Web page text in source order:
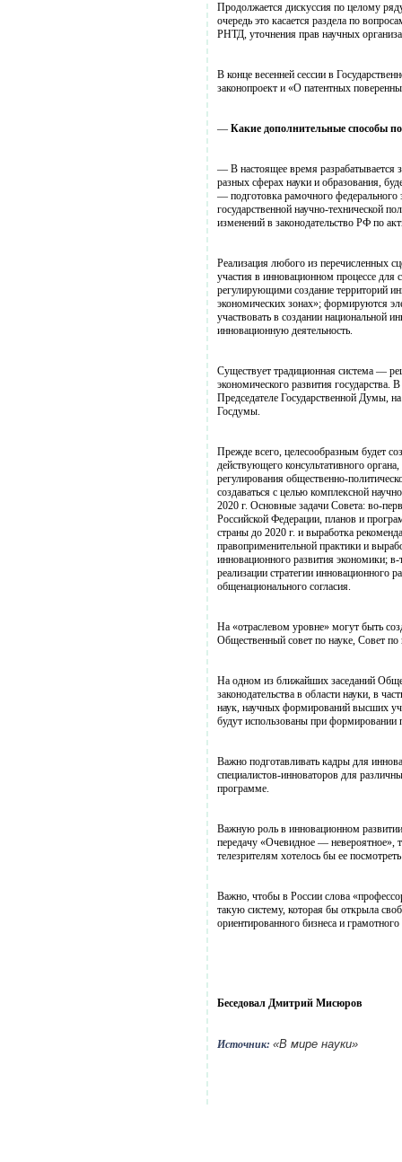
Продолжается дискуссия по целому
очередь это касается раздела по
РНТД, уточнения прав научных
В конце весенней сессии в
законопроект и «О патентных
— Какие дополнительные способы
— В настоящее время разрабатывается
разных сферах науки и образования,
— подготовка рамочного федерального
государственной научно-технической
изменений в законодательство РФ по
Реализация любого из перечисленных
участия в инновационном процессе для
регулирующими создание территорий
экономических зонах»; формируются
участвовать в создании национальной
инновационную деятельность.
Существует традиционная система —
экономического развития государства.
Председателе Государственной Думы,
Госдумы.
Прежде всего, целесообразным будет
действующего консультативного
регулирования общественно-
создаваться с целью комплексной
2020 г. Основные задачи Совета: во-
Российской Федерации, планов и
страны до 2020 г. и выработка
правоприменительной практики и
инновационного развития экономики;
реализации стратегии инновационного
общенационального согласия.
На «отраслевом уровне» могут быть
Общественный совет по науке, Совет
На одном из ближайших заседаний
законодательства в области науки, в
наук, научных формирований высших
будут использованы при формировании
Важно подготавливать кадры для
специалистов-инноваторов для
программе.
Важную роль в инновационном
передачу «Очевидное — невероятное»,
телезрителям хотелось бы ее
Важно, чтобы в России слова
такую систему, которая бы открыла
ориентированного бизнеса и
Беседовал Дмитрий Мисюров
Источник: «В мире науки»